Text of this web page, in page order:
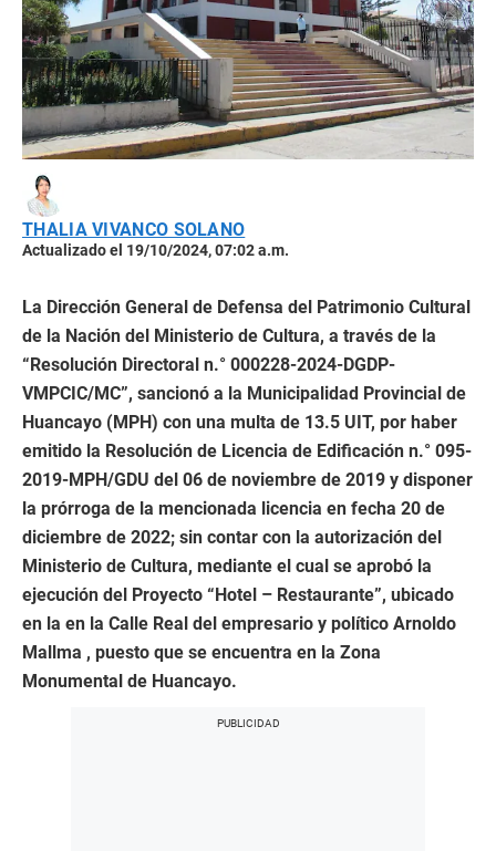
THALIA VIVANCO SOLANO
Actualizado el 19/10/2024, 07:02 a.m.
La Dirección General de Defensa del Patrimonio Cultural
de la Nación del Ministerio de Cultura, a través de la
“Resolución Directoral n.° 000228-2024-DGDP-
VMPCIC/MC”, sancionó a la Municipalidad Provincial de
Huancayo (MPH) con una multa de 13.5 UIT, por haber
emitido la Resolución de Licencia de Edificación n.° 095-
2019-MPH/GDU del 06 de noviembre de 2019 y disponer
la prórroga de la mencionada licencia en fecha 20 de
diciembre de 2022; sin contar con la autorización del
Ministerio de Cultura, mediante el cual se aprobó la
ejecución del Proyecto “Hotel – Restaurante”, ubicado
en la en la Calle Real del empresario y político Arnoldo
Mallma , puesto que se encuentra en la Zona
Monumental de Huancayo.